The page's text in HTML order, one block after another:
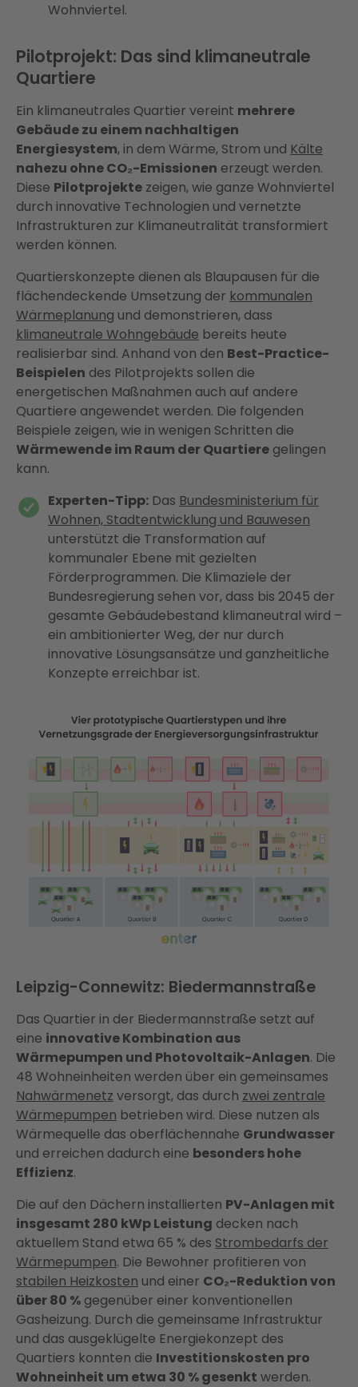
Wohnviertel.
Pilotprojekt: Das sind klimaneutrale
Quartiere
Ein klimaneutrales Quartier vereint mehrere
Gebäude zu einem nachhaltigen
Energiesystem, in dem Wärme, Strom und Kälte
nahezu ohne CO₂-Emissionen erzeugt werden.
Diese Pilotprojekte zeigen, wie ganze Wohnviertel
durch innovative Technologien und vernetzte
Infrastrukturen zur Klimaneutralität transformiert
werden können.
Quartierskonzepte dienen als Blaupausen für die
flächendeckende Umsetzung der kommunalen
Wärmeplanung und demonstrieren, dass
klimaneutrale Wohngebäude bereits heute
realisierbar sind. Anhand von den Best-Practice-
Beispielen des Pilotprojekts sollen die
energetischen Maßnahmen auch auf andere
Quartiere angewendet werden. Die folgenden
Beispiele zeigen, wie in wenigen Schritten die
Wärmewende im Raum der Quartiere gelingen
kann.
Experten-Tipp: Das Bundesministerium für
Wohnen, Stadtentwicklung und Bauwesen
unterstützt die Transformation auf
kommunaler Ebene mit gezielten
Förderprogrammen. Die Klimaziele der
Bundesregierung sehen vor, dass bis 2045 der
gesamte Gebäudebestand klimaneutral wird –
ein ambitionierter Weg, der nur durch
innovative Lösungsansätze und ganzheitliche
Konzepte erreichbar ist.
Leipzig-Connewitz: Biedermannstraße
Das Quartier in der Biedermannstraße setzt auf
eine innovative Kombination aus
Wärmepumpen und Photovoltaik-Anlagen. Die
48 Wohneinheiten werden über ein gemeinsames
Nahwärmenetz versorgt, das durch zwei zentrale
Wärmepumpen betrieben wird. Diese nutzen als
Wärmequelle das oberflächennahe Grundwasser
und erreichen dadurch eine besonders hohe
Effizienz.
Die auf den Dächern installierten PV-Anlagen mit
insgesamt 280 kWp Leistung decken nach
aktuellem Stand etwa 65 % des Strombedarfs der
Wärmepumpen. Die Bewohner profitieren von
stabilen Heizkosten und einer CO₂-Reduktion von
über 80 % gegenüber einer konventionellen
Gasheizung. Durch die gemeinsame Infrastruktur
und das ausgeklügelte Energiekonzept des
Quartiers konnten die Investitionskosten pro
Wohneinheit um etwa 30 % gesenkt werden.